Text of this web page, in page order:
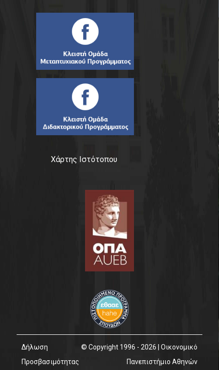
Χάρτης Ιστότοπου
Δήλωση
Προσβασιμότητας
© Copyright 1996 - 2026 | Οικονομικό
Πανεπιστήμιο Αθηνών